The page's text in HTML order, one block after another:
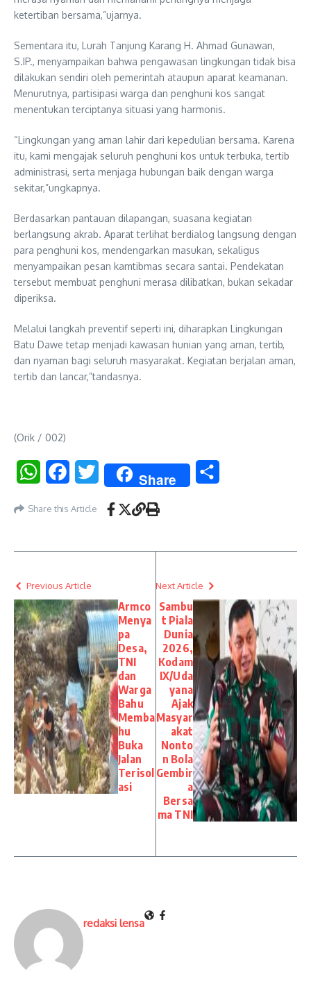
ketertiban bersama,”ujarnya.
Sementara itu, Lurah Tanjung Karang H. Ahmad Gunawan,
S.IP., menyampaikan bahwa pengawasan lingkungan tidak bisa
dilakukan sendiri oleh pemerintah ataupun aparat keamanan.
Menurutnya, partisipasi warga dan penghuni kos sangat
menentukan terciptanya situasi yang harmonis.
“Lingkungan yang aman lahir dari kepedulian bersama. Karena
itu, kami mengajak seluruh penghuni kos untuk terbuka, tertib
administrasi, serta menjaga hubungan baik dengan warga
sekitar,”ungkapnya.
Berdasarkan pantauan dilapangan, suasana kegiatan
berlangsung akrab. Aparat terlihat berdialog langsung dengan
para penghuni kos, mendengarkan masukan, sekaligus
menyampaikan pesan kamtibmas secara santai. Pendekatan
tersebut membuat penghuni merasa dilibatkan, bukan sekadar
diperiksa.
Melalui langkah preventif seperti ini, diharapkan Lingkungan
Batu Dawe tetap menjadi kawasan hunian yang aman, tertib,
dan nyaman bagi seluruh masyarakat. Kegiatan berjalan aman,
tertib dan lancar,”tandasnya.
(Orik / 002)
WhatsAppFacebookTwitter Share
Share this Article
Previous Article
Armco
Menya
pa
Desa,
TNI
dan
Warga
Bahu
Memba
hu
Buka
Jalan
Terisol
asi
Next Article
Sambu
t Piala
Dunia
2026,
Kodam
IX/Uda
yana
Ajak
Masyar
akat
Nonto
n Bola
Gembir
a
Bersa
ma TNI
redaksi lensa